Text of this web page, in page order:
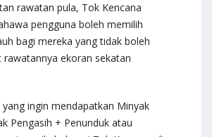
rawatan pula, Tok Kencana
pengguna boleh memilih
bagi mereka yang tidak boleh
rawatannya ekoran sekatan
ingin mendapatkan Minyak
Pengasih + Penunduk atau